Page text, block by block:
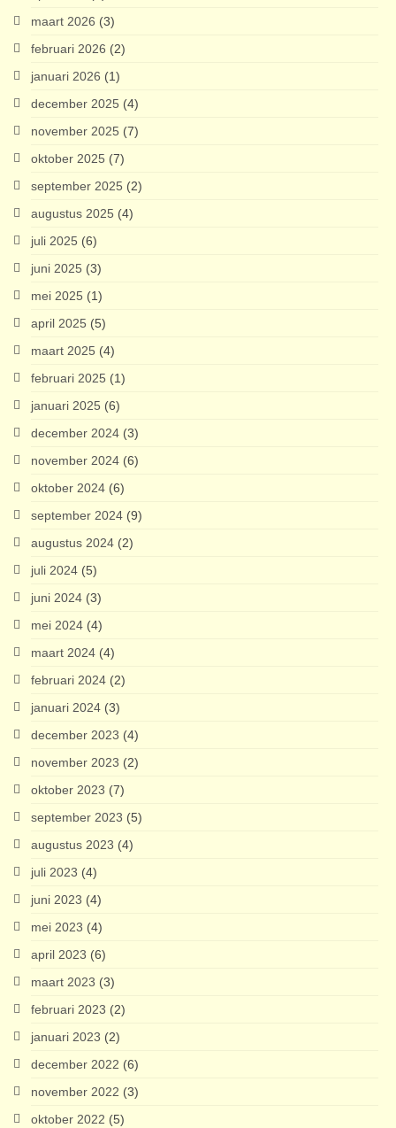
maart 2026 (3)
februari 2026 (2)
januari 2026 (1)
december 2025 (4)
november 2025 (7)
oktober 2025 (7)
september 2025 (2)
augustus 2025 (4)
juli 2025 (6)
juni 2025 (3)
mei 2025 (1)
april 2025 (5)
maart 2025 (4)
februari 2025 (1)
januari 2025 (6)
december 2024 (3)
november 2024 (6)
oktober 2024 (6)
september 2024 (9)
augustus 2024 (2)
juli 2024 (5)
juni 2024 (3)
mei 2024 (4)
maart 2024 (4)
februari 2024 (2)
januari 2024 (3)
december 2023 (4)
november 2023 (2)
oktober 2023 (7)
september 2023 (5)
augustus 2023 (4)
juli 2023 (4)
juni 2023 (4)
mei 2023 (4)
april 2023 (6)
maart 2023 (3)
februari 2023 (2)
januari 2023 (2)
december 2022 (6)
november 2022 (3)
oktober 2022 (5)